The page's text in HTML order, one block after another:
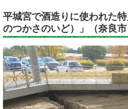
平城宮で酒造りに使われた
のつかさのいど）」（奈良市